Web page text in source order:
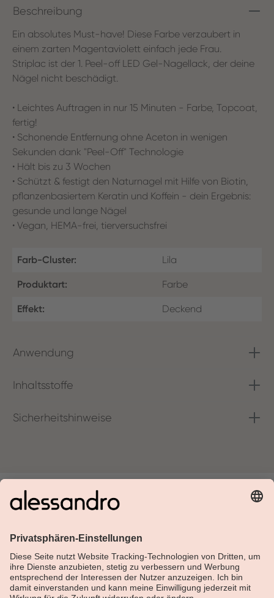
Beschreibung
Ein absolutes Must-have! Diese Farbe verzaubert in
einem zarten Magentaviolett einfach jede Frau.
Striplac ist der 1. Peel-off LED Gel-Nagellack, der deine
Nägel nicht beschädigt.
• Leichtes Auftragen in nur 15 Minuten - Farbe, Topcoat,
fertig!
• Schonende Entfernung ohne Aceton in wenigen
Sekunden dank "Peel-Off" Technologie
• Hält bis zu 3 Wochen
• Schützt & festigt den Naturnagel mit Hilfe von Biotin,
pflanzenbasiertem Keratin und Koffein - dein Ergebnis:
gesunde und lange Nägel
• Vegan, HEMA-frei, tierversuchsfrei
Farb-Cluster: Lila
Produktart: Farbe
Effekt: Deckend
Anwendung
Inhaltsstoffe
Sicherheitshinweise
Über Alessandro
Shop